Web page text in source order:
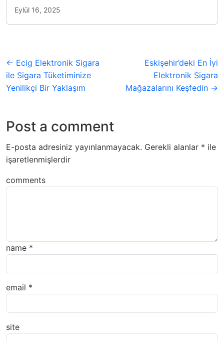
Eylül 16, 2025
← Ecig Elektronik Sigara
ile Sigara Tüketiminize
Yenilikçi Bir Yaklaşım
Eskişehir’deki En İyi
Elektronik Sigara
Mağazalarını Keşfedin →
Post a comment
E-posta adresiniz yayınlanmayacak. Gerekli alanlar * ile
işaretlenmişlerdir
comments
name *
email *
site